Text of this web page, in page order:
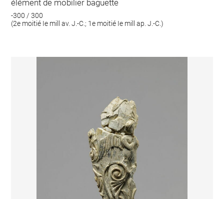
élément de mobilier baguette
-300 / 300
(2e moitié Ie mill av. J.-C.; 1e moitié Ie mill ap. J.-C.)